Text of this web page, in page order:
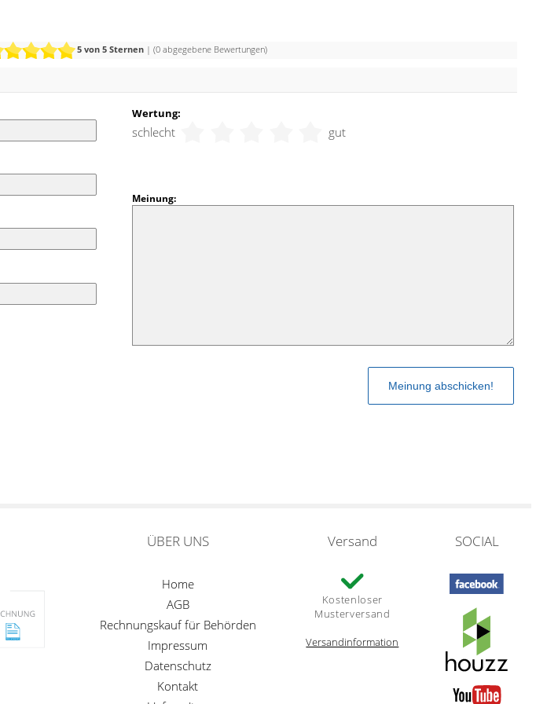
5 von 5 Sternen | (0 abgegebene Bewertungen)
Wertung:
schlecht gut
Meinung:
ÜBER UNS
Home
AGB
Rechnungskauf für Behörden
Impressum
Datenschutz
Kontakt
Versand
Kostenloser
Musterversand
Versandinformation
SOCIAL